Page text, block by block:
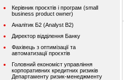
Керівник проєктів і програм (small
business product owner)
Аналітик Б2 (Analyst B2)
Директор відділення Банку
Фахівець з оптимізації та
автоматизації проєктів
Головний економіст управління
корпоративних кредитних ризиків
Департаменту ризик-менеджменту